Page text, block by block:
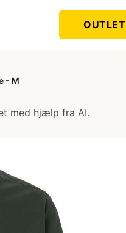
OUTLET
- M
med hjælp fra AI.